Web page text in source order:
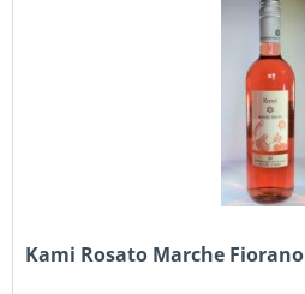
Kami Rosato Marche Fiorano